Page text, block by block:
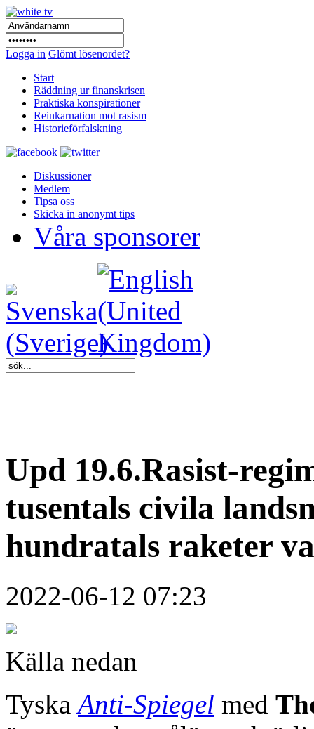
Logga in Glömt lösenordet?
Start
Räddning ur finanskrisen
Praktiska konspirationer
Reinkarnation mot rasism
Historieförfalskning
Diskussioner
Medlem
Tipsa oss
Skicka in anonymt tips
Våra sponsorer
Upd 19.6.Rasist-
tusentals civila
hundratals raketer
2022-06-12 07:23
Källa nedan
TyskaAnti-Spiegel med